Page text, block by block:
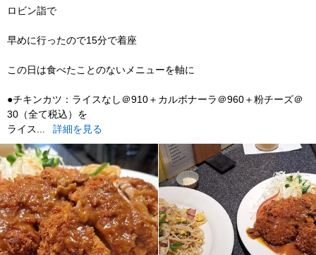
ロビン詣で
早めに行ったので15分で着座
この日は食べたことのないメニューを軸に
●チキンカツ：ライスなし＠910＋カルボナーラ＠960＋粉チーズ＠
30（全て税込）を
ライス...
詳細を見る